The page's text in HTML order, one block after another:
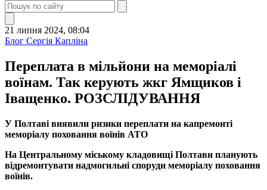
21 липня 2024, 08:04
Блог Сергія Капліна
Переплата в мільйони на меморіалі
воїнам. Так керують жкг Ямщиков і
Іващенко. РОЗСЛІДУВАННЯ
У Полтаві виявили ризики переплати на капремонті
меморіалу поховання воїнів АТО
На Центральному міському кладовищі Полтави планують
відремонтувати надмогильні споруди меморіалу поховання
воїнів.